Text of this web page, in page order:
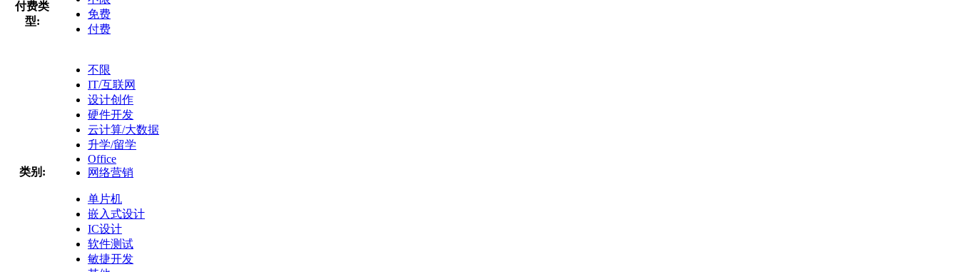
付费类
型:
免费
付费
类别:
不限
IT/互联网
设计创作
硬件开发
云计算/大数据
升学/留学
Office
网络营销
单片机
嵌入式设计
IC设计
软件测试
敏捷开发